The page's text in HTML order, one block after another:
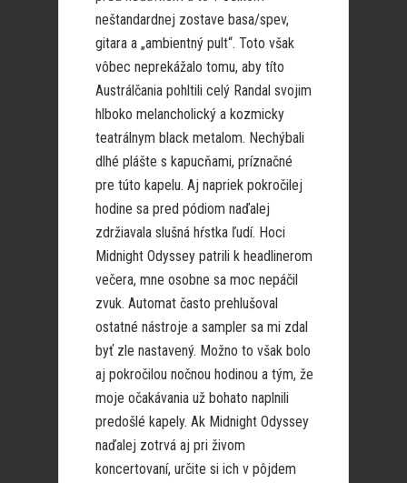
neštandardnej zostave basa/spev,
gitara a „ambientný pult“. Toto však
vôbec neprekážalo tomu, aby títo
Austrálčania pohltili celý Randal svojim
hlboko melancholický a kozmicky
teatrálnym black metalom. Nechýbali
dlhé plášte s kapucňami, príznačné
pre túto kapelu. Aj napriek pokročilej
hodine sa pred pódiom naďalej
zdržiavala slušná hŕstka ľudí. Hoci
Midnight Odyssey patrili k headlinerom
večera, mne osobne sa moc nepáčil
zvuk. Automat často prehlušoval
ostatné nástroje a sampler sa mi zdal
byť zle nastavený. Možno to však bolo
aj pokročilou nočnou hodinou a tým, že
moje očakávania už bohato naplnili
predošlé kapely. Ak Midnight Odyssey
naďalej zotrvá aj pri živom
koncertovaní, určite si ich v pôjdem